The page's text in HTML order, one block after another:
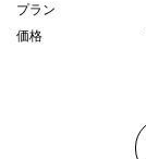
プラン
価格